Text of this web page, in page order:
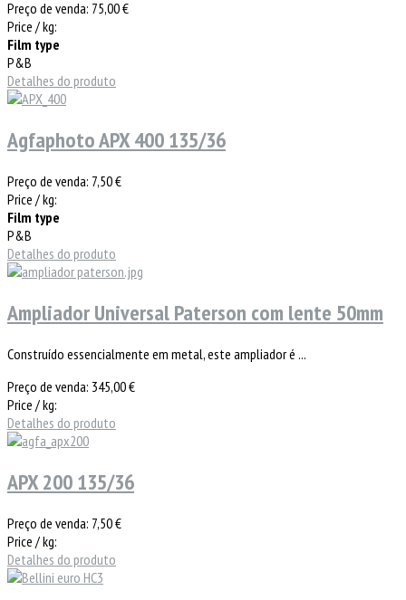
Preço de venda: 75,00 €
Price / kg:
Film type
P&B
Detalhes do produto
Agfaphoto APX 400 135/36
Preço de venda: 7,50 €
Price / kg:
Film type
P&B
Detalhes do produto
Ampliador Universal Paterson com lente 50mm
Construído essencialmente em metal, este ampliador é ...
Preço de venda: 345,00 €
Price / kg:
Detalhes do produto
APX 200 135/36
Preço de venda: 7,50 €
Price / kg:
Detalhes do produto